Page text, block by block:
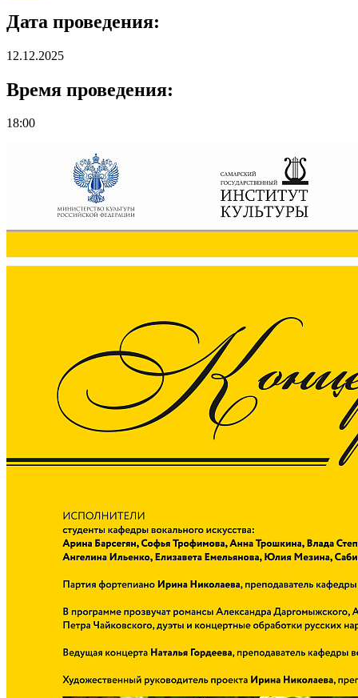
Дата проведения:
12.12.2025
Время проведения:
18:00